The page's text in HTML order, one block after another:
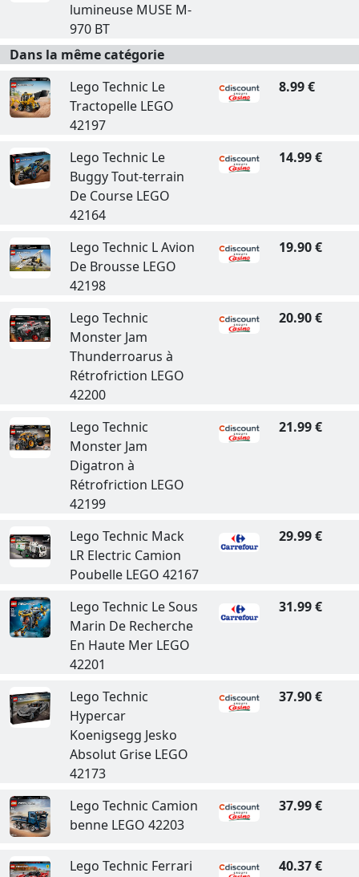
lumineuse MUSE M-
970 BT
Dans la même catégorie
Lego Technic Le
Tractopelle LEGO
42197
8.99 €
Lego Technic Le
Buggy Tout-terrain
De Course LEGO
42164
14.99 €
Lego Technic L Avion
De Brousse LEGO
42198
19.90 €
Lego Technic
Monster Jam
Thunderroarus à
Rétrofriction LEGO
42200
20.90 €
Lego Technic
Monster Jam
Digatron à
Rétrofriction LEGO
42199
21.99 €
Lego Technic Mack
LR Electric Camion
Poubelle LEGO 42167
29.99 €
Lego Technic Le Sous
Marin De Recherche
En Haute Mer LEGO
42201
31.99 €
Lego Technic
Hypercar
Koenigsegg Jesko
Absolut Grise LEGO
42173
37.90 €
Lego Technic Camion
benne LEGO 42203
37.99 €
Lego Technic Ferrari
40.37 €